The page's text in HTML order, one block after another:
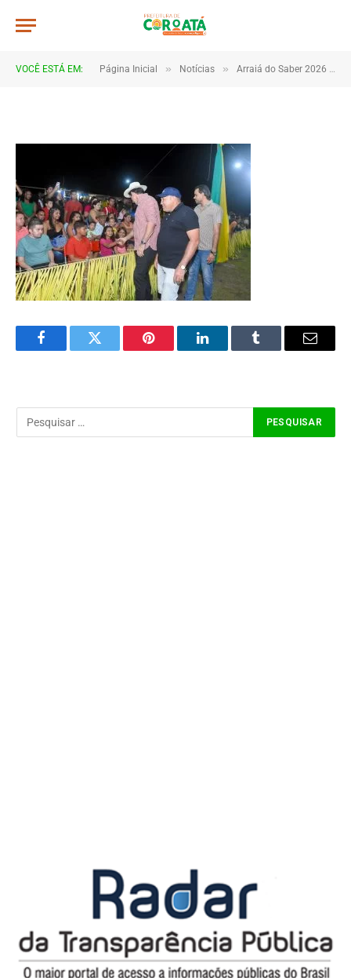
VOCÊ ESTÁ EM: Página Inicial » Notícias » Arraiá do Saber 2026 tem início no Macropolo Pau de Estopa com celebração da cultura e da educação
DSC_5430
FacebookTwitter Pinterest LinkedInTumblr Email